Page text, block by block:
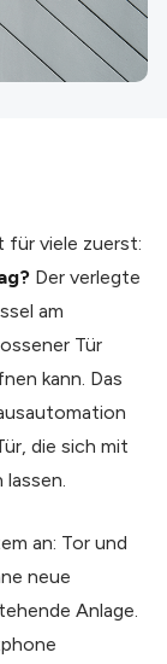
für viele zuerst:
Der verlegte
am
Tür
kann. Das
die sich mit
an: Tor und
neue
Anlage.